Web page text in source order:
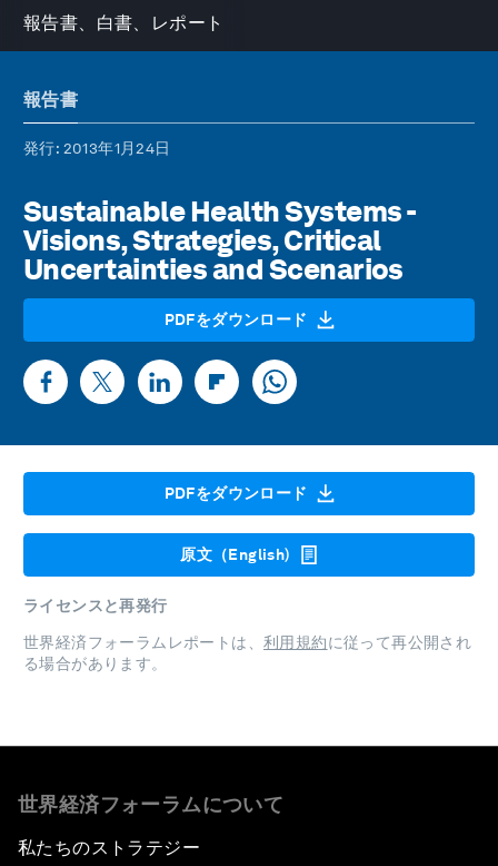
報告書、白書、レポート
報告書
発行: 2013年1月24日
Sustainable Health Systems -
Visions, Strategies, Critical
Uncertainties and Scenarios
PDFをダウンロード
PDFをダウンロード
原文（English)
ライセンスと再発行
世界経済フォーラムレポートは、 利用規約に従って再公開され
る場合があります。
世界経済フォーラムについて
私たちのストラテジー